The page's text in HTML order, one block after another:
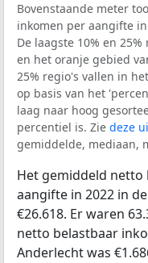
Bovenstaande meter
inkomen per aangifte
De laagste 10% en
en het oranje gebied
25% regio's vallen in
op basis van het
laag naar hoog
percentiel is. Zie deze
gemiddelde, mediaan,
Het gemiddeld
aangifte in 2022 in
€26.618. Er waren
netto belastbaar
Anderlecht was